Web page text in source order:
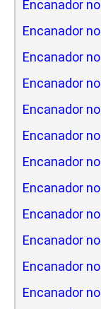
Encanador
Encanador
Encanador
Encanador
Encanador
Encanador
Encanador
Encanador
Encanador
Encanador
Encanador
Encanador